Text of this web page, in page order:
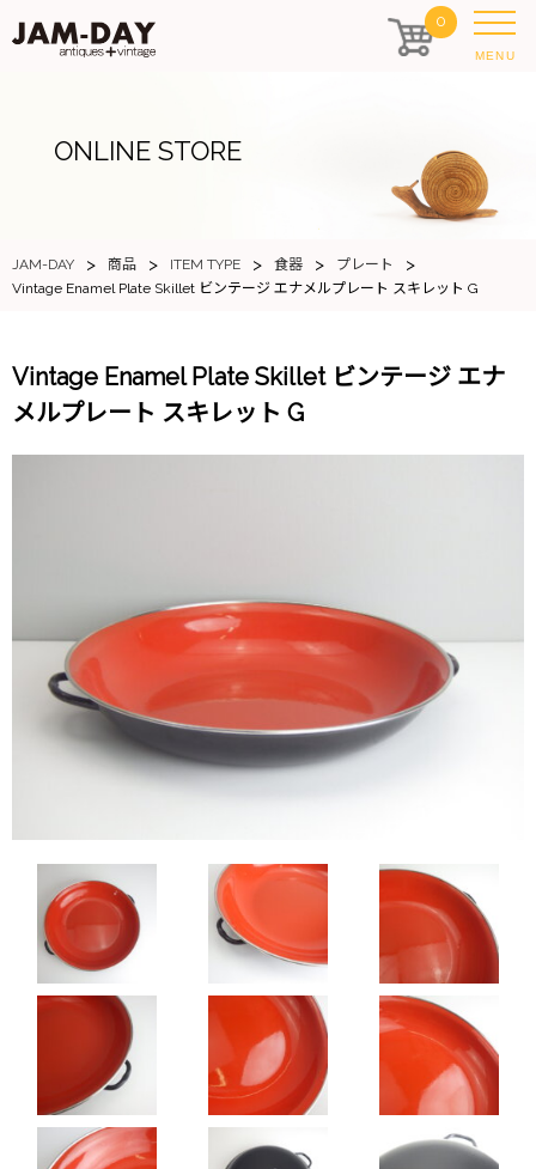
0
MENU
ONLINE STORE
JAM-DAY > 商品 > ITEM TYPE > 食器 > プレート >
Vintage Enamel Plate Skillet ビンテージ エナメルプレート スキレット G
Vintage Enamel Plate Skillet ビンテージ エナ
メルプレート スキレット G